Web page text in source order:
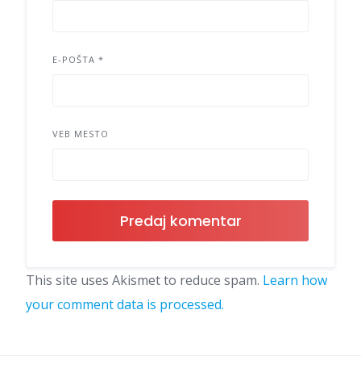
E-POŠTA *
VEB MESTO
This site uses Akismet to reduce spam. Learn how
your comment data is processed.